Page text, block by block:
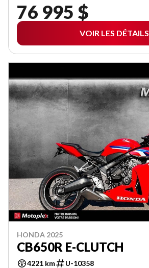
76 995 $
VOIR LES DÉTAILS
HONDA 2025
CB650R E-CLUTCH
4221 km U-10358